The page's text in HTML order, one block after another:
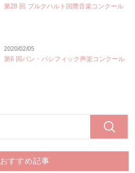
第28 回 ブルクハルト国際音楽コンクール
2020/02/05
第6 回パン・パシフィック声楽コンクール
おすすめ記事